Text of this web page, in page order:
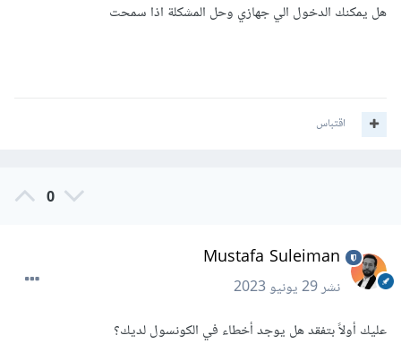
هل يمكنك الدخول الي جهازي وحل المشكلة اذا سمحت
اقتباس
0
Mustafa Suleiman
نشر29 يونيو 2023
عليك أولاً بتفقد هل يوجد أخطاء في الكونسول لديك؟